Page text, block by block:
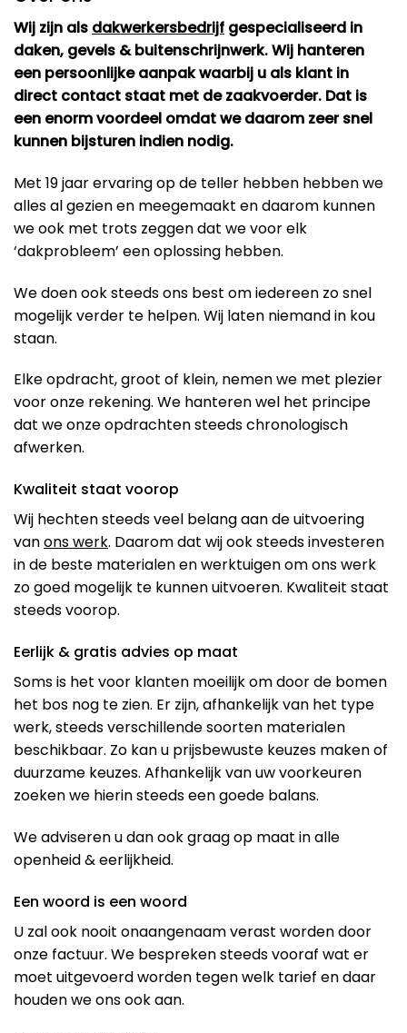
Wij zijn als dakwerkersbedrijf gespecialiseerd in
daken, gevels & buitenschrijnwerk. Wij hanteren
een persoonlijke aanpak waarbij u als klant in
direct contact staat met de zaakvoerder. Dat is
een enorm voordeel omdat we daarom zeer snel
kunnen bijsturen indien nodig.
Met 19 jaar ervaring op de teller hebben hebben we
alles al gezien en meegemaakt en daarom kunnen
we ook met trots zeggen dat we voor elk
‘dakprobleem’ een oplossing hebben.
We doen ook steeds ons best om iedereen zo snel
mogelijk verder te helpen. Wij laten niemand in kou
staan.
Elke opdracht, groot of klein, nemen we met plezier
voor onze rekening. We hanteren wel het principe
dat we onze opdrachten steeds chronologisch
afwerken.
Kwaliteit staat voorop
Wij hechten steeds veel belang aan de uitvoering
vanons werk. Daarom dat wij ook steeds investeren
in de beste materialen en werktuigen om ons werk
zo goed mogelijk te kunnen uitvoeren. Kwaliteit staat
steeds voorop.
Eerlijk & gratis advies op maat
Soms is het voor klanten moeilijk om door de bomen
het bos nog te zien. Er zijn, afhankelijk van het type
werk, steeds verschillende soorten materialen
beschikbaar. Zo kan u prijsbewuste keuzes maken of
duurzame keuzes. Afhankelijk van uw voorkeuren
zoeken we hierin steeds een goede balans.
We adviseren u dan ook graag op maat in alle
openheid & eerlijkheid.
Een woord is een woord
U zal ook nooit onaangenaam verast worden door
onze factuur. We bespreken steeds vooraf wat er
moet uitgevoerd worden tegen welk tarief en daar
houden we ons ook aan.